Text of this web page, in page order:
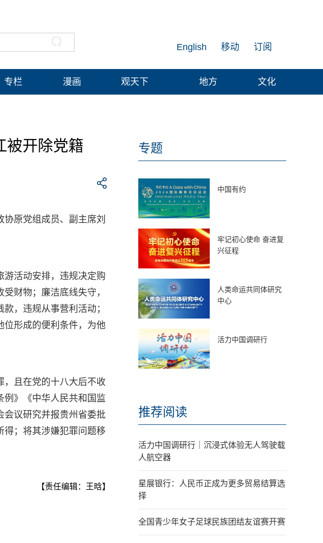
订阅
移动
English
专栏 漫画 观天下 地方 文化
被开除党籍
原党组成员、副主席刘
游活动安排，违规决定购
财物；廉洁底线失守，
，违规从事营利活动；
位形成的便利条件，为他
，且在党的十八大后不收
例》《中华人民共和国监
会议研究并报贵州省委批
得；将其涉嫌犯罪问题移
【责任编辑：王晗】
专题
中国有约
牢记初心使命 奋进复
兴征程
人类命运共同体研究
中心
活力中国调研行
推荐阅读
活力中国调研行｜沉浸式体验无人驾驶载
人航空器
星展银行：人民币正成为更多贸易结算选
择
全国青少年女子足球民族团结友谊赛开赛